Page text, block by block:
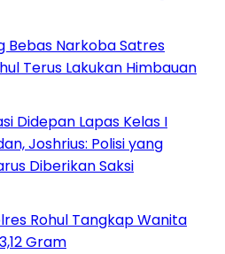
Bebas Narkoba Satres
Terus Lakukan Himbauan
Didepan Lapas Kelas I
Joshrius: Polisi yang
Diberikan Saksi
Rohul Tangkap Wanita
Gram